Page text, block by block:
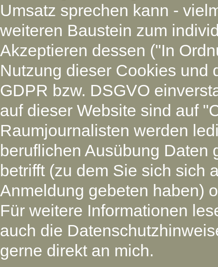
Umsatz sprechen kann -
weiteren Baustein zum
Akzeptieren dessen ("In
Nutzung dieser Cookies und
GDPR bzw. DSGVO
auf dieser Website sind auf
Raumjournalisten werden
beruflichen Ausübung Daten
betrifft (zu dem Sie sich sich
Anmeldung gebeten haben)
Für weitere Informationen
auch die
gerne direkt an mich.